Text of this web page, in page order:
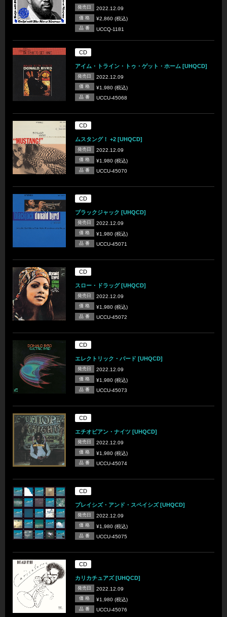
発売日 2022.12.09
価 格 ¥2,860 (税込)
品 番 UCCQ-1181
CD
アイム・トライン・トゥ・ゲット・ホーム [UHQCD]
発売日 2022.12.09
価 格 ¥1,980 (税込)
品 番 UCCU-45068
CD
ムスタング！ +2 [UHQCD]
発売日 2022.12.09
価 格 ¥1,980 (税込)
品 番 UCCU-45070
CD
ブラックジャック [UHQCD]
発売日 2022.12.09
価 格 ¥1,980 (税込)
品 番 UCCU-45071
CD
スロー・ドラッグ [UHQCD]
発売日 2022.12.09
価 格 ¥1,980 (税込)
品 番 UCCU-45072
CD
エレクトリック・バード [UHQCD]
発売日 2022.12.09
価 格 ¥1,980 (税込)
品 番 UCCU-45073
CD
エチオピアン・ナイツ [UHQCD]
発売日 2022.12.09
価 格 ¥1,980 (税込)
品 番 UCCU-45074
CD
プレイシズ・アンド・スペイシズ [UHQCD]
発売日 2022.12.09
価 格 ¥1,980 (税込)
品 番 UCCU-45075
CD
カリカチュアズ [UHQCD]
発売日 2022.12.09
価 格 ¥1,980 (税込)
品 番 UCCU-45076